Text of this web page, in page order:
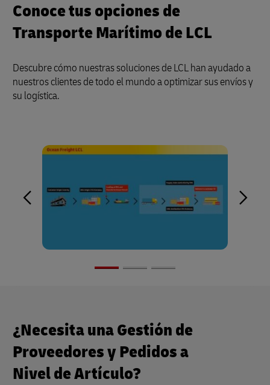
Conoce tus opciones de
Transporte Marítimo de LCL
Descubre cómo nuestras soluciones de LCL han ayudado a
nuestros clientes de todo el mundo a optimizar sus envíos y
su logística.
¿Necesita una Gestión de
Proveedores y Pedidos a
Nivel de Artículo?